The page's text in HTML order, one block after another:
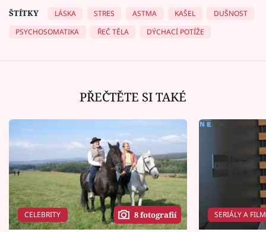
ŠTÍTKY
LÁSKA STRES ASTMA KAŠEL
DUŠNOST
PSYCHOSOMATIKA
ŘEČ TĚLA DÝCHACÍ POTÍŽE
PŘEČTĚTE SI TAKÉ
CELEBRITY 8 fotografií SERIÁLY A